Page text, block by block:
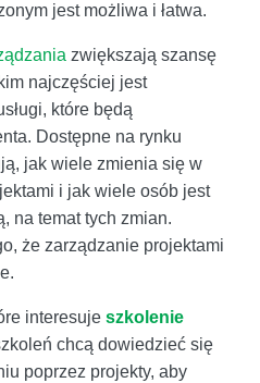
jest możliwa i łatwa.
zwiększają szansę
najczęściej jest
które będą
Dostępne na rynku
jak wiele zmienia się w
i jak wiele osób jest
na temat tych zmian.
że zarządzanie projektami
interesuje szkolenie
chcą dowiedzieć się
poprzez projekty, aby